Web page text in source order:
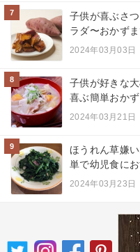
7
子供が喜ぶさ
ラダ〜おかずま
2024年03月03日
8
子供が好きな
喜ぶ簡単おかず
2024年03月21日
9
ほうれん草嫌
単で幼児食にお
2024年03月23日